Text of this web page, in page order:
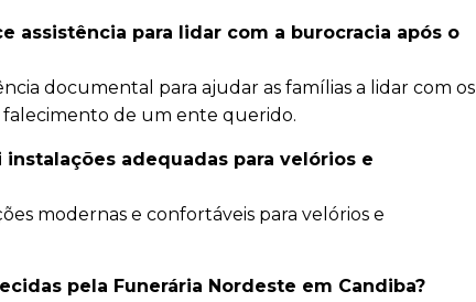
assistência para lidar com a burocracia após o
documental para ajudar as famílias a lidar com os
falecimento de um ente querido.
adequadas para velórios e
modernas e confortáveis para velórios e
pela Funerária Nordeste em Candiba?